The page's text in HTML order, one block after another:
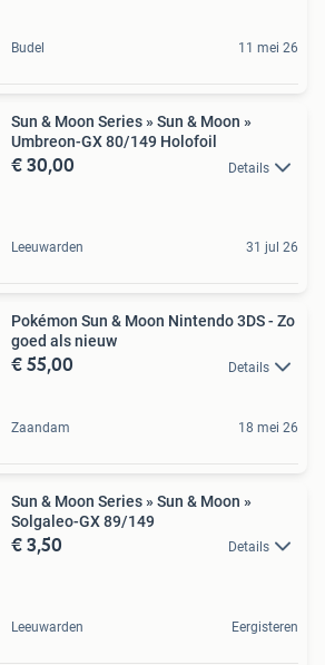
Budel 11 mei 26
Sun & Moon Series » Sun & Moon »
Umbreon-GX 80/149 Holofoil
€ 30,00 Details
Leeuwarden 31 jul 26
Pokémon Sun & Moon Nintendo 3DS - Zo
goed als nieuw
€ 55,00 Details
Zaandam 18 mei 26
Sun & Moon Series » Sun & Moon »
Solgaleo-GX 89/149
€ 3,50 Details
Leeuwarden Eergisteren